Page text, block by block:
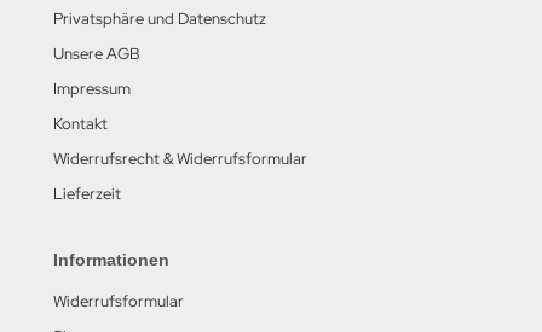
Privatsphäre und Datenschutz
Unsere AGB
Impressum
Kontakt
Widerrufsrecht & Widerrufsformular
Lieferzeit
Informationen
Widerrufsformular